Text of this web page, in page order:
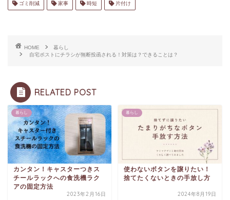
ゴミ削減 家事 時短 片付け
HOME
暮らし
自宅ポストにチラシが無断投函される！対策は？できることは？
RELATED POST
暮らし
カンタン！キャスターつきス
チールラックへの食洗機ラク
アの固定方法
2023年2月16日
暮らし
使わないボタンを譲りたい！
捨てたくないときの手放し方
2024年8月19日